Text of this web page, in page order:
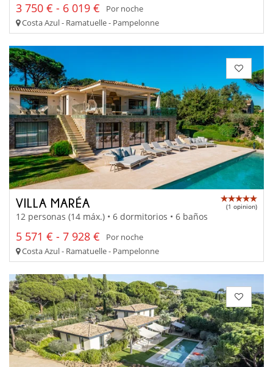
3 750 € - 6 019 €
Por noche
Costa Azul - Ramatuelle - Pampelonne
VILLA MARÉA (1 opinion)
12 personas (14 máx.) • 6 dormitorios • 6 baños
5 571 € - 7 928 €
Por noche
Costa Azul - Ramatuelle - Pampelonne